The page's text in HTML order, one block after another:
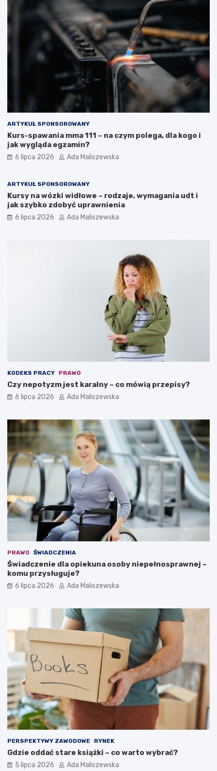
ARTYKUŁ SPONSOROWANY
Kurs-spawania mma 111 – na czym polega, dla kogo i
jak wygląda egzamin?
6 lipca 2026 Ada Maliszewska
ARTYKUŁ SPONSOROWANY
Kursy na wózki widłowe – rodzaje, wymagania udt i
jak szybko zdobyć uprawnienia
6 lipca 2026 Ada Maliszewska
KODEKS PRACY PRAWO
Czy nepotyzm jest karalny – co mówią przepisy?
6 lipca 2026 Ada Maliszewska
PRAWO ŚWIADCZENIA
Świadczenie dla opiekuna osoby niepełnosprawnej –
komu przysługuje?
6 lipca 2026 Ada Maliszewska
PERSPEKTYWY ZAWODOWE RYNEK
Gdzie oddać stare książki – co warto wybrać?
5 lipca 2026 Ada Maliszewska